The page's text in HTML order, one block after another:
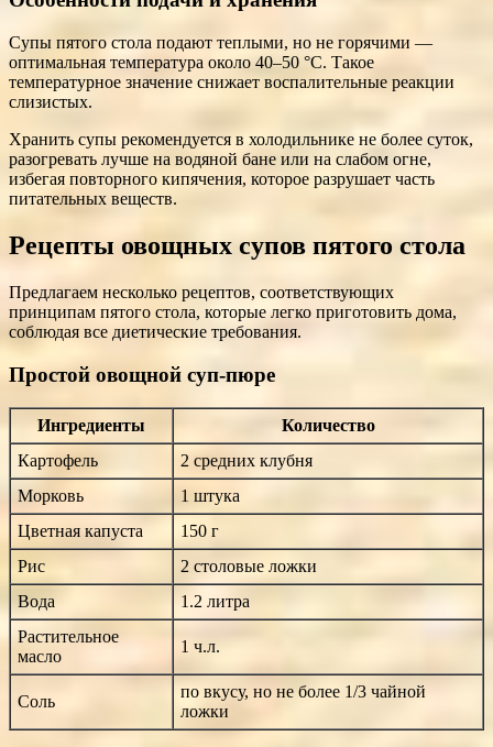
Супы пятого стола подают теплыми, но не горячими —
оптимальная температура около 40–50 °С. Такое
температурное значение снижает воспалительные реакции
слизистых.
Хранить супы рекомендуется в холодильнике не более суток,
разогревать лучше на водяной бане или на слабом огне,
избегая повторного кипячения, которое разрушает часть
питательных веществ.
Рецепты овощных супов пятого стола
Предлагаем несколько рецептов, соответствующих
принципам пятого стола, которые легко приготовить дома,
соблюдая все диетические требования.
Простой овощной суп-пюре
Ингредиенты
Количество
Картофель
2 средних клубня
Морковь
1 штука
Цветная капуста
150 г
Рис
2 столовые ложки
Вода
1.2 литра
Растительное
масло
1 ч.л.
Соль
по вкусу, но не более 1/3 чайной
ложки